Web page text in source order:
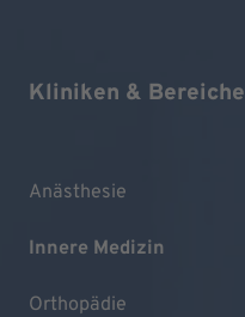
Kliniken & Bereiche
Anästhesie
Innere Medizin
Orthopädie